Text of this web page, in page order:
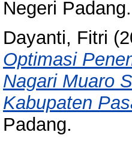
Negeri Padang.
Dayanti, Fitri
Optimasi
Nagari Muaro
Kabupaten
Padang.